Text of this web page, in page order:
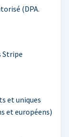
(DPA.
Stripe
et uniques
et européens)